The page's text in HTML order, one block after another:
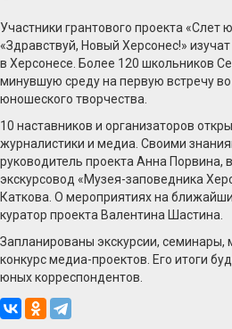
Участники грантового проекта «Слет
«Здравствуй, Новый Херсонес!»
в Херсонесе. Более 120 школьников
минувшую среду на первую встречу
юношеского творчества.
10 наставников и организаторов
журналистики и медиа. Своими
руководитель проекта Анна Порвина,
экскурсовод «Музея-заповедника
Каткова. О мероприятиях на
куратор проекта Валентина Шастина.
Запланированы экскурсии, семинары,
конкурс медиа-проектов. Его итоги
юных корреспондентов.